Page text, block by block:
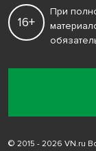
16+
При
© 2015 - 2026 VN.ru